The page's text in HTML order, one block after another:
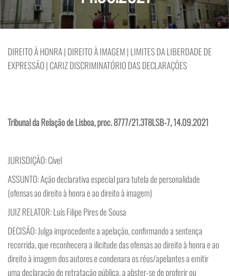
DIREITO À HONRA | DIREITO À IMAGEM | LIMITES DA LIBERDADE DE
EXPRESSÃO | CARIZ DISCRIMINATÓRIO DAS DECLARAÇÕES
Tribunal da Relação de Lisboa, proc. 8777/21.3T8LSB-7, 14.09.2021
JURISDIÇÃO: Cível
ASSUNTO: Ação declarativa especial para tutela de personalidade
(ofensas ao direito à honra e ao direito à imagem)
JUIZ RELATOR: Luís Filipe Pires de Sousa
DECISÃO: Julga improcedente a apelação, confirmando a sentença
recorrida, que reconhecera a ilicitude das ofensas ao direito à honra e ao
direito à imagem dos autores e condenara os réus/apelantes a emitir
uma declaração de retratação pública, a abster-se de proferir ou